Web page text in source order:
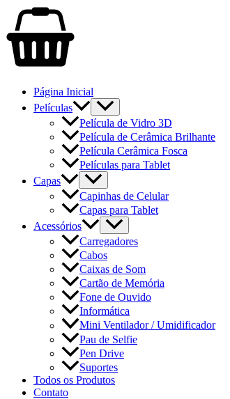
Página Inicial
Películas
Película de Vidro 3D
Película de Cerâmica Brilhante
Película Cerâmica Fosca
Películas para Tablet
Capas
Capinhas de Celular
Capas para Tablet
Acessórios
Carregadores
Cabos
Caixas de Som
Cartão de Memória
Fone de Ouvido
Informática
Mini Ventilador / Umidificador
Pau de Selfie
Pen Drive
Suportes
Todos os Produtos
Contato